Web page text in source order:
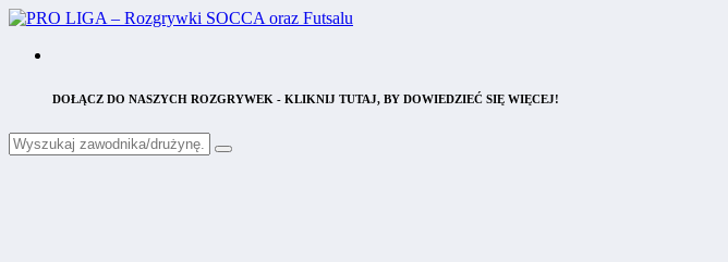
DOŁĄCZ DO NASZYCH ROZGRYWEK - KLIKNIJ TUTAJ, BY DOWIEDZIEĆ SIĘ WIĘCEJ!